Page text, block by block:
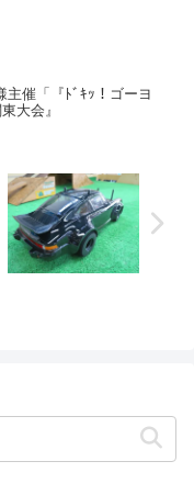
主催「『ﾄﾞｷｯ！ゴーヨ
大会』